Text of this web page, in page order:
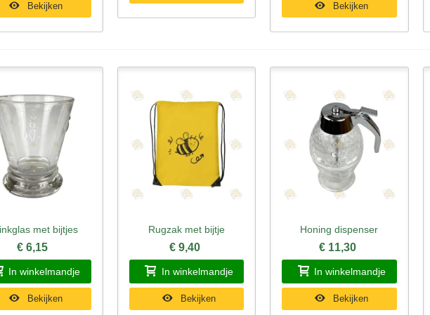
Bekijken Bekijken
bekijkenmet bijtjes
€ 6,15
In winkelmandje
Bekijken
Snel bekijken
Rugzak met bijtje
€ 9,40
In winkelmandje
Bekijken
Snel bekijken
Honing dispenser
€ 11,30
In winkelmandje
Bekijken